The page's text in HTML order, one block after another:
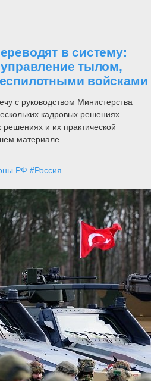
в систему:
тылом,
войсками
с руководством Министерства
кадровых решениях.
и их практической
материале.
РФ #Россия